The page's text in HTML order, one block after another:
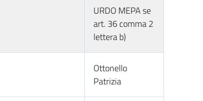
URDO MEPA se
art. 36 comma 2
lettera b)
Ottonello
Patrizia